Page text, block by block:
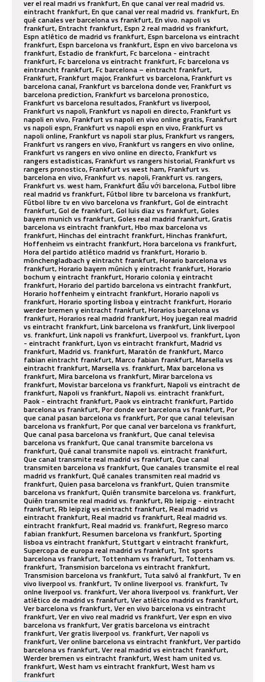
ver el real madri vs frankfurt, En que canal ver real madrid vs.
eintracht frankfurt, En que canal ver real madrid vs. frankfurt, En
qué canales ver barcelona vs frankfurt, En vivo. napoli vs
frankfurt, Entracht frankfurt, Espn 2 real madrid vs frankfurt,
Espn atlético de madrid vs frankfurt, Espn barcelona vs eintracht
frankfurt, Espn barcelona vs frankfurt, Espn en vivo barcelona vs
frankfurt, Estadio de frankfurt, Fc barcelona - eintracht
frankfurt, Fc barcelona vs eintracht frankfurt, Fc barcelona vs
eintrancht frankfurt, Fc barcelona – eintracht frankfurt,
Frankfurt, Frankfurt major, Frankfurt vs barcelona, Frankfurt vs
barcelona canal, Frankfurt vs barcelona donde ver, Frankfurt vs
barcelona prediction, Frankfurt vs barcelona pronostico,
Frankfurt vs barcelona resultados, Frankfurt vs liverpool,
Frankfurt vs napoli, Frankfurt vs napoli en directo, Frankfurt vs
napoli en vivo, Frankfurt vs napoli en vivo online gratis, Frankfurt
vs napoli espn, Frankfurt vs napoli espn en vivo, Frankfurt vs
napoli online, Frankfurt vs napoli star plus, Frankfurt vs rangers,
Frankfurt vs rangers en vivo, Frankfurt vs rangers en vivo online,
Frankfurt vs rangers en vivo online en directo, Frankfurt vs
rangers estadisticas, Frankfurt vs rangers historial, Frankfurt vs
rangers pronostico, Frankfurt vs west ham, Frankfurt vs.
barcelona en vivo, Frankfurt vs. napoli, Frankfurt vs. rangers,
Frankfurt vs. west ham, Frankfurt đấu với barcelona, Futbol libre
real madrid vs frankfurt, Fútbol libre tv barcelona vs frankfurt,
Fútbol libre tv en vivo barcelona vs frankfurt, Gol de eintracht
frankfurt, Gol de frankfurt, Gol luis diaz vs frankfurt, Goles
bayern munich vs frankfurt, Goles real madrid frankfurt, Gratis
barcelona vs eintracht frankfurt, Hbo max barcelona vs
frankfurt, Hinchas del eintracht frankfurt, Hinchas frankfurt,
Hoffenheim vs eintracht frankfurt, Hora barcelona vs frankfurt,
Hora del partido atlético madrid vs frankfurt, Horario b.
mönchengladbach y eintracht frankfurt, Horario barcelona vs
frankfurt, Horario bayern múnich y eintracht frankfurt, Horario
bochum y eintracht frankfurt, Horario colonia y eintracht
frankfurt, Horario del partido barcelona vs eintracht frankfurt,
Horario hoffenheim y eintracht frankfurt, Horario napoli vs
frankfurt, Horario sporting lisboa y eintracht frankfurt, Horario
werder bremen y eintracht frankfurt, Horarios barcelona vs
frankfurt, Horarios real madrid frankfurt, Hoy juegan real madrid
vs eintracht frankfurt, Link barcelona vs frankfurt, Link liverpool
vs. frankfurt, Link napoli vs frankfurt, Liverpool vs. frankfurt, Lyon
- eintracht frankfurt, Lyon vs eintracht frankfurt, Madrid vs
frankfurt, Madrid vs. frankfurt, Maratón de frankfurt, Marco
fabian eintracht frankfurt, Marco fabian frankfurt, Marsella vs
eintracht frankfurt, Marsella vs. frankfurt, Max barcelona vs
frankfurt, Mira barcelona vs frankfurt, Mirar barcelona vs
frankfurt, Movistar barcelona vs frankfurt, Napoli vs eintracht de
frankfurt, Napoli vs frankfurt, Napoli vs. eintracht frankfurt,
Paok - eintracht frankfurt, Paok vs eintracht frankfurt, Partido
barcelona vs frankfurt, Por donde ver barcelona vs frankfurt, Por
que canal pasan barcelona vs frankfurt, Por que canal televisan
barcelona vs frankfurt, Por que canal ver barcelona vs frankfurt,
Que canal pasa barcelona vs frankfurt, Que canal televisa
barcelona vs frankfurt, Que canal transmite barcelona vs
frankfurt, Qué canal transmite napoli vs. eintracht frankfurt,
Que canal transmite real madrid vs frankfurt, Que canal
transmiten barcelona vs frankfurt, Que canales transmite el real
madrid vs frankfurt, Qué canales transmiten real madrid vs
frankfurt, Quien pasa barcelona vs frankfurt, Quien transmite
barcelona vs frankfurt, Quién transmite barcelona vs. frankfurt,
Quién transmite real madrid vs. frankfurt, Rb leipzig - eintracht
frankfurt, Rb leipzig vs eintracht frankfurt, Real madrid vs
eintracht frankfurt, Real madrid vs frankfurt, Real madrid vs.
eintracht frankfurt, Real madrid vs. frankfurt, Regreso marco
fabian frankfurt, Resumen barcelona vs frankfurt, Sporting
lisboa vs eintracht frankfurt, Stuttgart v eintracht frankfurt,
Supercopa de europa real madrid vs frankfurt, Tnt sports
barcelona vs frankfurt, Tottenham vs frankfurt, Tottenham vs.
frankfurt, Transmision barcelona vs eintracht frankfurt,
Transmision barcelona vs frankfurt, Tuta salvó al frankfurt, Tv en
vivo liverpool vs. frankfurt, Tv online liverpool vs. frankfurt, Tv
onlne liverpool vs. frankfurt, Ver ahora liverpool vs. frankfurt, Ver
atlético de madrid vs frankfurt, Ver atlético madrid vs frankfurt,
Ver barcelona vs frankfurt, Ver en vivo barcelona vs eintracht
frankfurt, Ver en vivo real madrid vs frankfurt, Ver espn en vivo
barcelona vs frankfurt, Ver gratis barcelona vs eintracht
frankfurt, Ver gratis liverpool vs. frankfurt, Ver napoli vs
frankfurt, Ver online barcelona vs eintracht frankfurt, Ver partido
barcelona vs frankfurt, Ver real madrid vs eintracht frankfurt,
Werder bremen vs eintracht frankfurt, West ham united vs.
frankfurt, West ham vs eintracht frankfurt, West ham vs
frankfurt